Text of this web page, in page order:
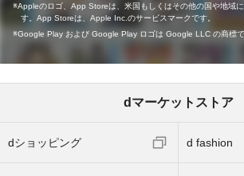
Appleのロゴ、App Storeは、米国もしくはその他の国や地域
す。App Storeは、Apple Inc.のサービスマークです。
Google Play および Google Play ロゴは Google LLC の商標で
dマーケットストア
dショッピング d fashion